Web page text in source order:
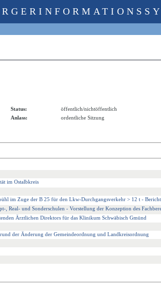
Status:
öffentlich/nichtöffentlich
Anlass:
ordentliche Sitzung
im Ostalbkreis
im Zuge der B 25 für den Lkw-Durchgangsverkehr > 12 t -
, Real- und Sonderschulen - Vorstellung der Konzeption des
Ärztlichen Direktors für das Klinikum Schwäbisch Gmünd
der Änderung der Gemeindeordnung und Landkreisordnung